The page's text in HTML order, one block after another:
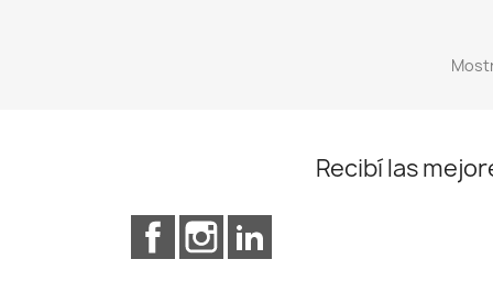
Recibí las
FacebookInstagram